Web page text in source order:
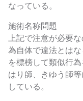
なっている。
施術名称問題
上記で注意が必要
為自体で違法とは
を標榜して類似行
はり師、きゆう師
している。